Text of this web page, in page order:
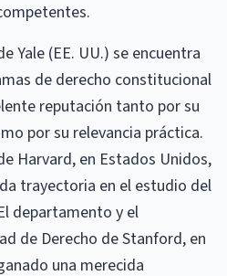
Yale (EE. UU.) se encuentra
de derecho constitucional
reputación tanto por su
por su relevancia práctica.
Harvard, en Estados Unidos,
trayectoria en el estudio del
departamento y el
de Derecho de Stanford, en
una merecida